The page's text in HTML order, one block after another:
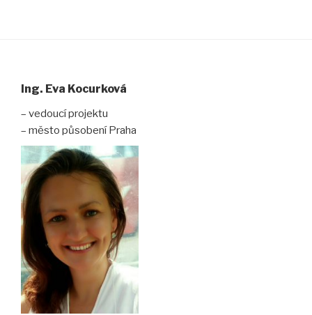
Ing. Eva Kocurková
– vedoucí projektu
– město působení Praha